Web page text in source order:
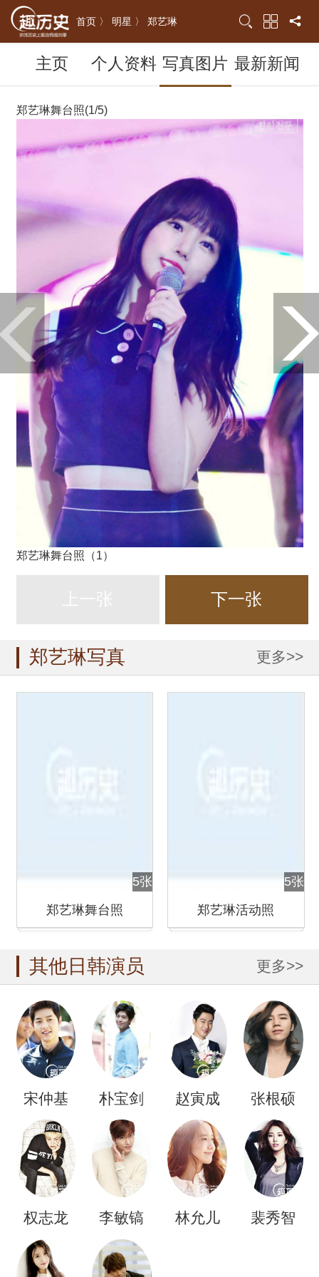
首页 〉 明星 〉 郑艺琳
主页 个人资料 写真图片 最新新闻
郑艺琳舞台照(1/5)
郑艺琳舞台照（1）
下一张
郑艺琳写真 更多>>
5张
郑艺琳舞台照
5张
郑艺琳活动照
其他日韩演员 更多>>
宋仲基 朴宝剑 赵寅成 张根硕
权志龙 李敏镐 林允儿 裴秀智